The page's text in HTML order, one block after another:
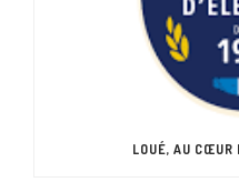
LOUÉ, AU CŒUR